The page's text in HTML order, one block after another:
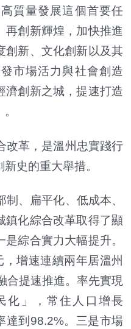
質量發展這個首要任
再創新輝煌，加快推進
創新、文化創新以及其
市場活力與社會創造
濟創新之城，提速打造
革，是溫州忠實踐行
史的重大舉措。
、扁平化、低成本、
鎮化綜合改革取得了顯
綜合實力大幅提升。
增速連續兩年居溫州
合提速推進。率先實現
化」，常住人口增長
達到98.2%。三是市場